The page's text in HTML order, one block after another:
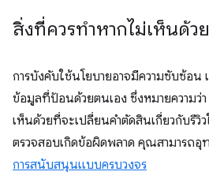
สิ่งที่ควรทำหากไม่เห็นด้
การบังคับใช้นโยบายอาจมีความซับซ้อน
ข้อมูลที่ป้อนด้วยตนเอง ซึ่งหมายความว่
เห็นด้วยที่จะเปลี่ยนคำตัดสินเกี่ยวกับรีวิว
ตรวจสอบเกิดข้อผิดพลาด คุณสามารถอุ
การสนับสนุนแบบครบวงจร